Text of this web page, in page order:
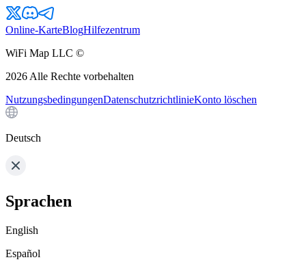
Online-KarteBlogHilfezentrum
WiFi Map LLC ©
2026 Alle Rechte vorbehalten
NutzungsbedingungenDatenschutzrichtlinieKonto löschen
Deutsch
Sprachen
English
Español